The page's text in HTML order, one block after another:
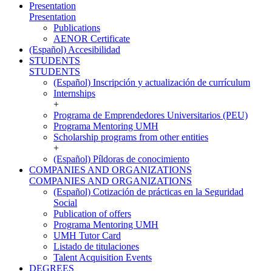
Presentation
Presentation
Publications
AENOR Certificate
(Español) Accesibilidad
STUDENTS
STUDENTS
(Español) Inscripción y actualización de currículum
Internships
+
Programa de Emprendedores Universitarios (PEU)
Programa Mentoring UMH
Scholarship programs from other entities
+
(Español) Píldoras de conocimiento
COMPANIES AND ORGANIZATIONS
COMPANIES AND ORGANIZATIONS
(Español) Cotización de prácticas en la Seguridad
Social
Publication of offers
Programa Mentoring UMH
UMH Tutor Card
Listado de titulaciones
Talent Acquisition Events
DEGREES